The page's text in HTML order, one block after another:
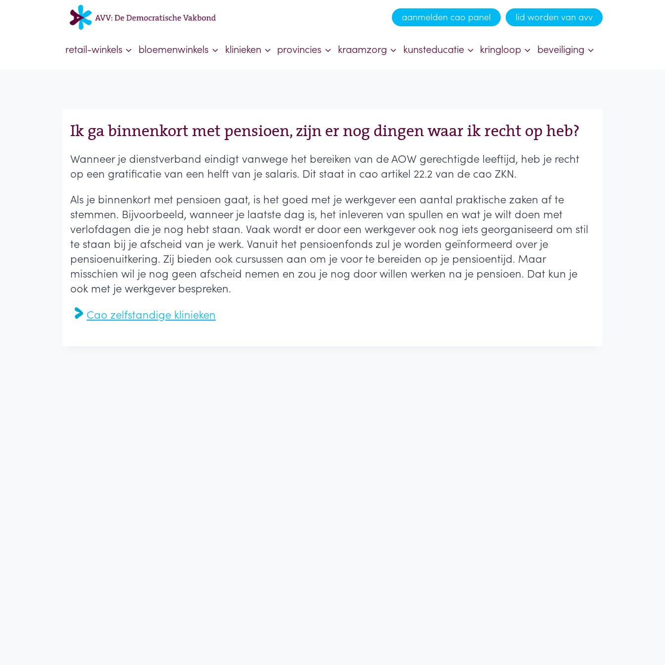
aanmelden cao panel lid worden van avv
retail-winkels bloemenwinkels klinieken provincies kraamzorg kunsteducatie kringloop beveiliging
Ik ga binnenkort met pensioen, zijn er nog dingen waar ik recht op heb?
Wanneer je dienstverband eindigt vanwege het bereiken van de AOW gerechtigde leeftijd, heb je recht
op een gratificatie van een helft van je salaris. Dit staat in cao artikel 22.2 van de cao ZKN.
Als je binnenkort met pensioen gaat, is het goed met je werkgever een aantal praktische zaken af te
stemmen. Bijvoorbeeld, wanneer je laatste dag is, het inleveren van spullen en wat je wilt doen met
verlofdagen die je nog hebt staan. Vaak wordt er door een werkgever ook nog iets georganiseerd om stil
te staan bij je afscheid van je werk. Vanuit het pensioenfonds zul je worden geïnformeerd over je
pensioenuitkering. Zij bieden ook cursussen aan om je voor te bereiden op je pensioentijd. Maar
misschien wil je nog geen afscheid nemen en zou je nog door willen werken na je pensioen. Dat kun je
ook met je werkgever bespreken.
Cao zelfstandige klinieken